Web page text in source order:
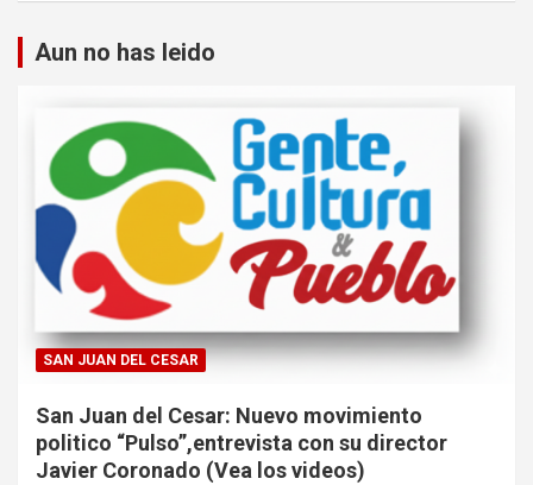
Aun no has leido
SAN JUAN DEL CESAR
San Juan del Cesar: Nuevo movimiento
politico “Pulso”,entrevista con su director
Javier Coronado (Vea los videos)